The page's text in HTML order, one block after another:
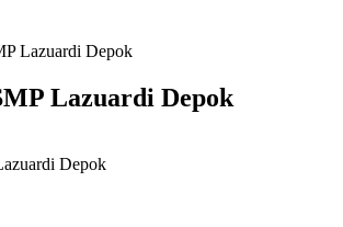
Lazuardi Depok
Lazuardi Depok